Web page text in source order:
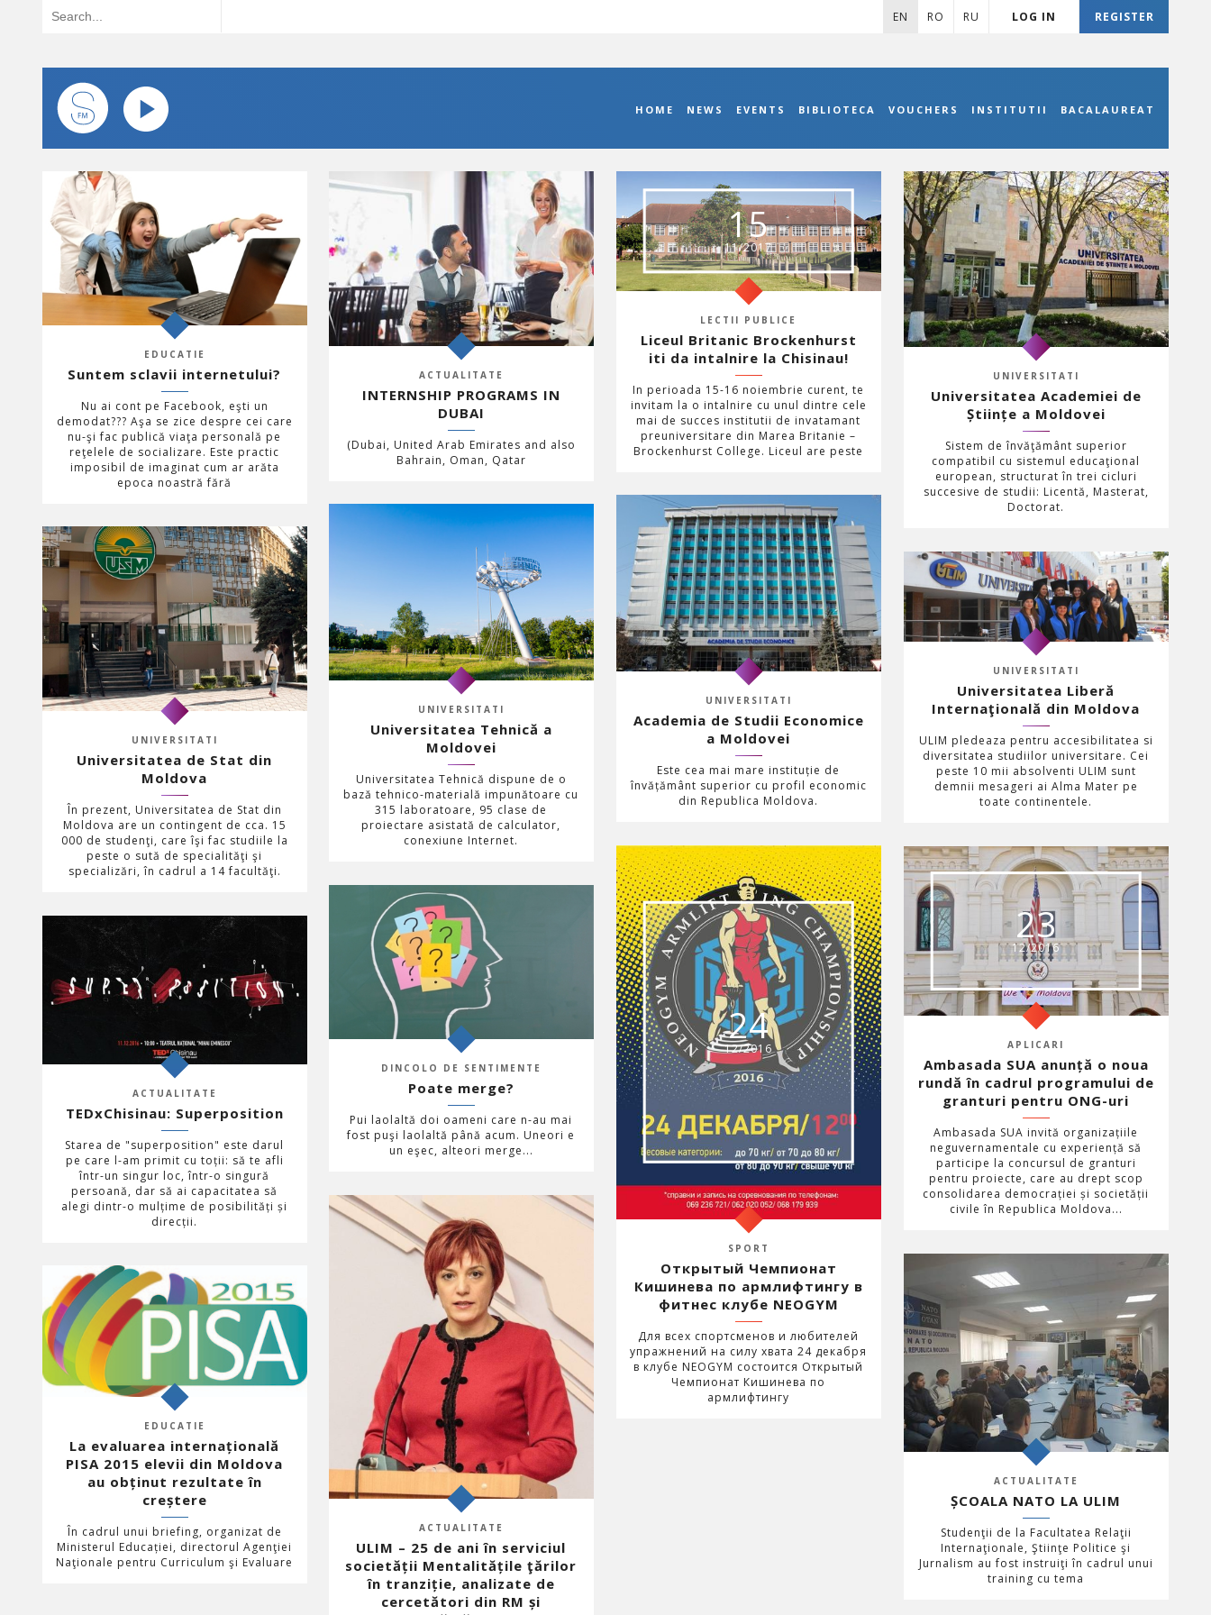
LOG IN REGISTER
EN RO RU
HOME NEWS EVENTS BIBLIOTECA VOUCHERS INSTITUTII BACALAUREAT
EDUCATIE
Suntem sclavii internetului?
Nu ai cont pe Facebook, eşti un
demodat??? Aşa se zice despre cei care
nu-şi fac publică viaţa personală pe
reţelele de socializare. Este practic
imposibil de imaginat cum ar arăta
epoca noastră fără
ACTUALITATE
INTERNSHIP PROGRAMS IN
DUBAI
(Dubai, United Arab Emirates and also
Bahrain, Oman, Qatar
15
11/2017
LECTII PUBLICE
Liceul Britanic Brockenhurst
iti da intalnire la Chisinau!
In perioada 15-16 noiembrie curent, te
invitam la o intalnire cu unul dintre cele
mai de succes institutii de invatamant
preuniversitare din Marea Britanie –
Brockenhurst College. Liceul are peste
UNIVERSITATI
Universitatea Academiei de
Științe a Moldovei
Sistem de învăţământ superior
compatibil cu sistemul educaţional
european, structurat în trei cicluri
succesive de studii: Licentă, Masterat,
Doctorat.
UNIVERSITATI
Academia de Studii Economice
a Moldovei
Este cea mai mare instituție de
învățământ superior cu profil economic
din Republica Moldova.
UNIVERSITATI
Universitatea Tehnică a
Moldovei
Universitatea Tehnică dispune de o
bază tehnico-materială impunătoare cu
315 laboratoare, 95 clase de
proiectare asistată de calculator,
conexiune Internet.
UNIVERSITATI
Universitatea de Stat din
Moldova
În prezent, Universitatea de Stat din
Moldova are un contingent de cca. 15
000 de studenţi, care îşi fac studiile la
peste o sută de specialităţi şi
specializări, în cadrul a 14 facultăţi.
UNIVERSITATI
Universitatea Liberă
Internaţională din Moldova
ULIM pledeaza pentru accesibilitatea si
diversitatea studiilor universitare. Cei
peste 10 mii absolventi ULIM sunt
demnii mesageri ai Alma Mater pe
toate continentele.
24
12/2016
SPORT
Открытый Чемпионат
Кишинева по армлифтингу в
фитнес клубе NEOGYM
Для всех спортсменов и любителей
упражнений на силу хвата 24 декабря
в клубе NEOGYM состоится Открытый
Чемпионат Кишинева по
армлифтингу
23
12/2016
APLICARI
Ambasada SUA anunță o noua
rundă în cadrul programului de
granturi pentru ONG-uri
Ambasada SUA invită organizațiile
neguvernamentale cu experiență să
participe la concursul de granturi
pentru proiecte, care au drept scop
consolidarea democrației și societății
civile în Republica Moldova...
DINCOLO DE SENTIMENTE
Poate merge?
Pui laolaltă doi oameni care n-au mai
fost puşi laolaltă până acum. Uneori e
un eşec, alteori merge...
ACTUALITATE
TEDxChisinau: Superposition
Starea de "superposition" este darul
pe care l-am primit cu toții: să te afli
într-un singur loc, într-o singură
persoană, dar să ai capacitatea să
alegi dintr-o mulțime de posibilități și
direcții.
ACTUALITATE
ULIM – 25 de ani în serviciul
societății Mentalitățile ţărilor
în tranziție, analizate de
cercetători din RM și
ACTUALITATE
ȘCOALA NATO LA ULIM
Studenţii de la Facultatea Relaţii
Internaţionale, Ştiinţe Politice şi
Jurnalism au fost instruiţi în cadrul unui
training cu tema
EDUCATIE
La evaluarea internațională
PISA 2015 elevii din Moldova
au obținut rezultate în
creștere
În cadrul unui briefing, organizat de
Ministerul Educației, directorul Agenţiei
Naţionale pentru Curriculum şi Evaluare